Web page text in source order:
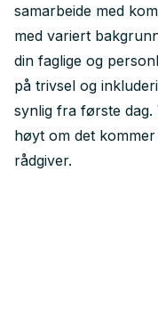
samarbeide med
med variert
din faglige og
på trivsel og
synlig fra første dag.
høyt om det
rådgiver.